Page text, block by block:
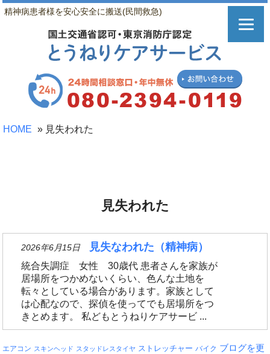
精神病患者様を安心安全に搬送(民間救急)
HOME » 見失われた
見失われた
2026年6月15日 見失なわれた（精神病）
統合失調症 女性 30歳代 患者さんを家族が
居場所をつかめないくらい、色んな土地を
転々としている場合があります。家族として
は心配なので、探偵を使ってでも居場所をつ
きとめます。 私どもとうねりケアサービ ...
エアコン スキンヘッド スタッドレスタイヤ ストレッチャー バイク ブログを更